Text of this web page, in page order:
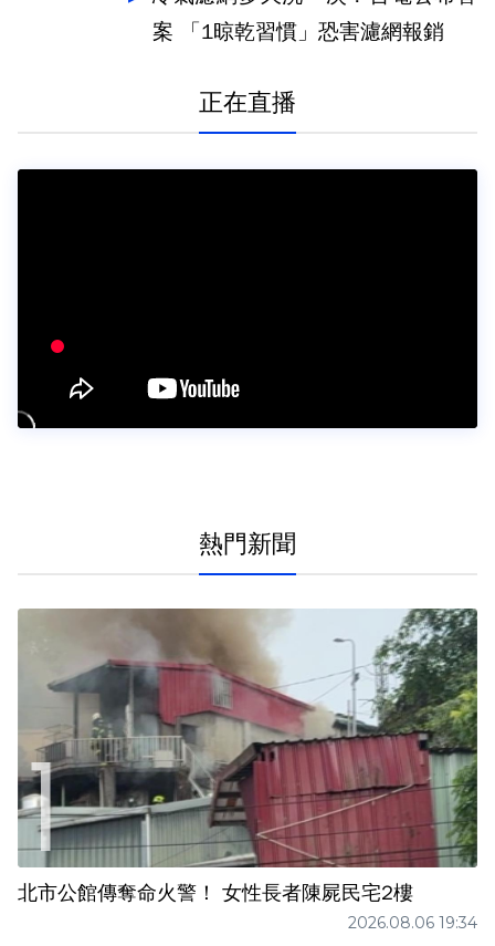
案 「1晾乾習慣」恐害濾網報銷
正在直播
熱門新聞
北市公館傳奪命火警！ 女性長者陳屍民宅2樓
2026.08.06 19:34